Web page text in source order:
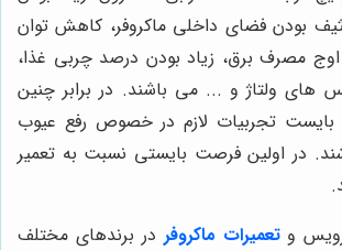
بودن فضای داخلی ماکروفر، کاهش توان
مصرف برق، زیاد بودن درصد چربی غذا،
های ولتاژ و ... می باشند. در برابر چنین
بایست تجربیات لازم در خصوص رفع عیوب
در اولین فرصت بایستی نسبت به تعمیر
وتعمیرات ماکروفر در برندهای مختلف